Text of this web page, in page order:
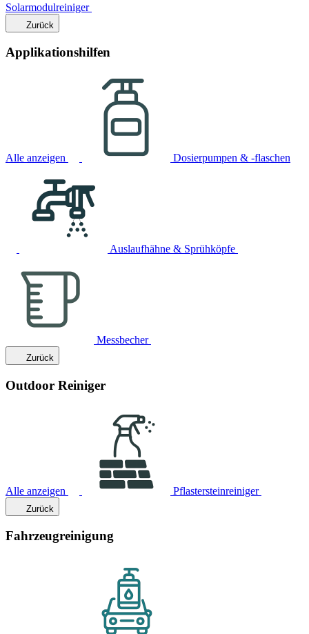
Solarmodulreiniger
Zurück
Applikationshilfen
Alle anzeigen Dosierpumpen & -flaschen
Auslaufhähne & Sprühköpfe
Messbecher
Zurück
Outdoor Reiniger
Alle anzeigen Pflastersteinreiniger
Zurück
Fahrzeugreinigung